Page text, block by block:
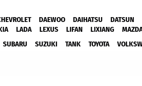
DAEWOO DAIHATSU DATSUN
LADA LEXUS LIFAN LIXIANG
SUBARU SUZUKI TANK TOYOTA